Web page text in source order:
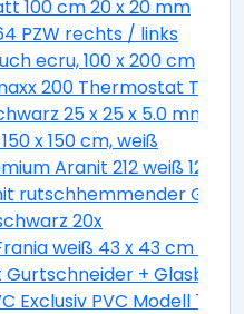
100 cm 20 x 20 mm
PZW rechts / links
ecru, 100 x 200 cm
200 Thermostat
25 x 25 x 5.0 mm -
x 150 cm, weiß
Aranit 212 weiß 12,5 x
rutschhemmender
20x
weiß 43 x 43 cm
Gurtschneider +
Exclusiv PVC Modell 70